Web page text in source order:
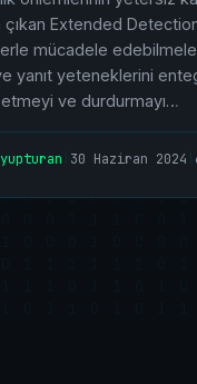
çıkan Extended
mücadele
yanıt yeteneklerini
ve durdurmayı…
30 Haziran 2024